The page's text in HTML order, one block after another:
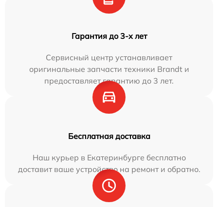
Гарантия до 3-х лет
Сервисный центр устанавливает
оригинальные запчасти техники Brandt и
предоставляет гарантию до 3 лет.
Бесплатная доставка
Наш курьер в Екатеринбурге бесплатно
доставит ваше устройство на ремонт и обратно.